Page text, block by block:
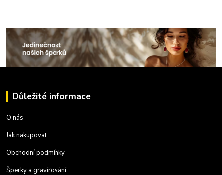
Důležité informace
O nás
Jak nakupovat
Obchodní podmínky
Šperky a gravírování